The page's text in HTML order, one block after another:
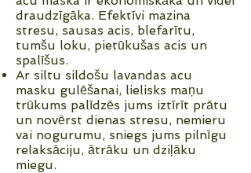
draudzīgāka. Efektīvi mazina
stresu, sausas acis, blefarītu,
tumšu loku, pietūkušas acis un
spalīšus.
Ar siltu sildošu lavandas acu
masku gulēšanai, lielisks maņu
trūkums palīdzēs jums iztīrīt prātu
un novērst dienas stresu, nemieru
vai nogurumu, sniegs jums pilnīgu
relaksāciju, ātrāku un dziļāku
miegu.